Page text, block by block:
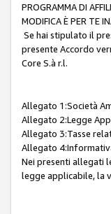
PROGRAMMA DI
MODIFICA È PER TE
Se hai stipulato il
presente Accordo
Core S.à r.l.
Allegato 1:Società
Allegato 2:Legge
Allegato 3:Tasse
Allegato
Nei presenti allegati
legge applicabile, la